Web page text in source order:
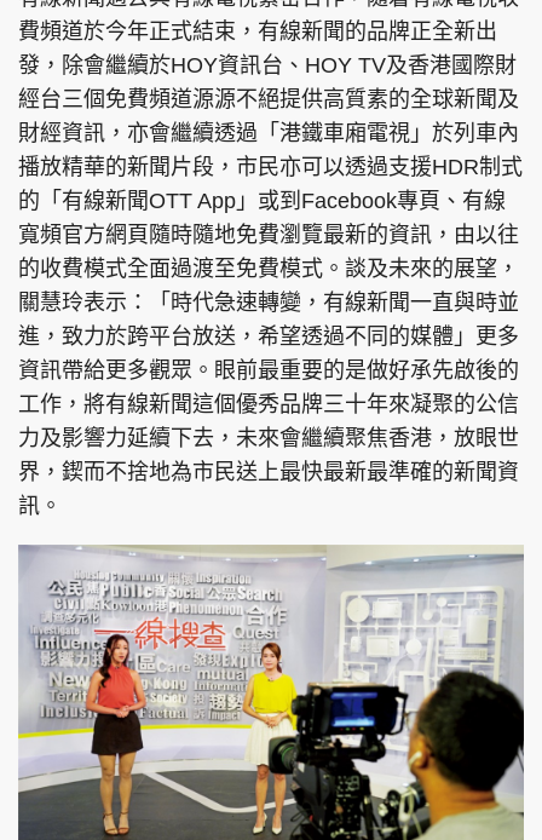
費頻道於今年正式結束，有線新聞的品牌正全新出
發，除會繼續於HOY資訊台、HOY TV及香港國際財
經台三個免費頻道源源不絕提供高質素的全球新聞及
財經資訊，亦會繼續透過「港鐵車廂電視」於列車內
播放精華的新聞片段，市民亦可以透過支援HDR制式
的「有線新聞OTT App」或到Facebook專頁、有線
寬頻官方網頁隨時隨地免費瀏覽最新的資訊，由以往
的收費模式全面過渡至免費模式。談及未來的展望，
關慧玲表示：「時代急速轉變，有線新聞一直與時並
進，致力於跨平台放送，希望透過不同的媒體」更多
資訊帶給更多觀眾。眼前最重要的是做好承先啟後的
工作，將有線新聞這個優秀品牌三十年來凝聚的公信
力及影響力延續下去，未來會繼續聚焦香港，放眼世
界，鍥而不捨地為市民送上最快最新最準確的新聞資
訊。